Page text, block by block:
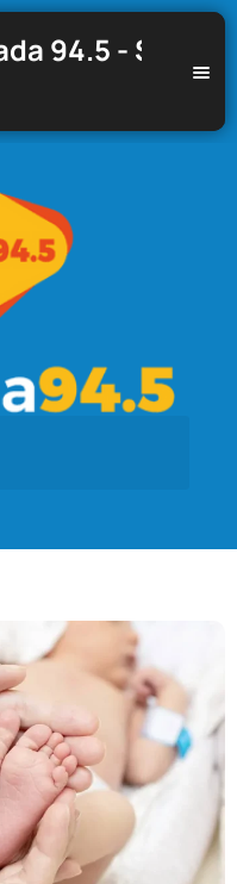
94.5 - Santa